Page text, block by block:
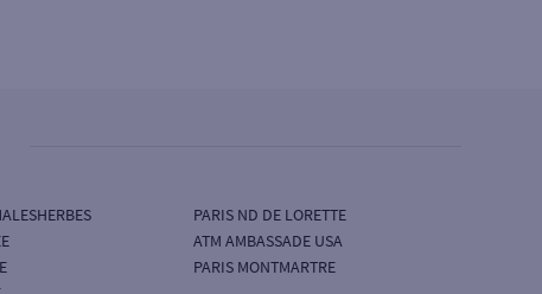
PARIS ND DE LORETTE
ATM AMBASSADE USA
PARIS MONTMARTRE